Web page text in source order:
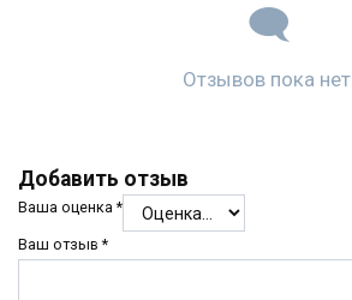
Отзывов пока нет.
Добавить отзыв
Ваша оценка*
Ваш отзыв*